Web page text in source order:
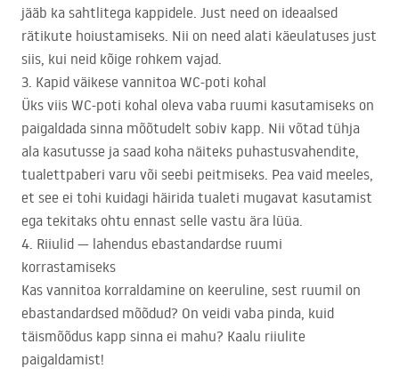
jääb ka sahtlitega kappidele. Just need on ideaalsed
rätikute hoiustamiseks. Nii on need alati käeulatuses just
siis, kui neid kõige rohkem vajad.
3. Kapid väikese vannitoa WC-poti kohal
Üks viis WC-poti kohal oleva vaba ruumi kasutamiseks on
paigaldada sinna mõõtudelt sobiv kapp. Nii võtad tühja
ala kasutusse ja saad koha näiteks puhastusvahendite,
tualettpaberi varu või seebi peitmiseks. Pea vaid meeles,
et see ei tohi kuidagi häirida tualeti mugavat kasutamist
ega tekitaks ohtu ennast selle vastu ära lüüa.
4. Riiulid — lahendus ebastandardse ruumi
korrastamiseks
Kas vannitoa korraldamine on keeruline, sest ruumil on
ebastandardsed mõõdud? On veidi vaba pinda, kuid
täismõõdus kapp sinna ei mahu? Kaalu riiulite
paigaldamist!